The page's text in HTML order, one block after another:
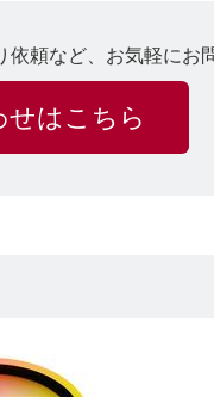
頼など、お気軽にお
せはこちら